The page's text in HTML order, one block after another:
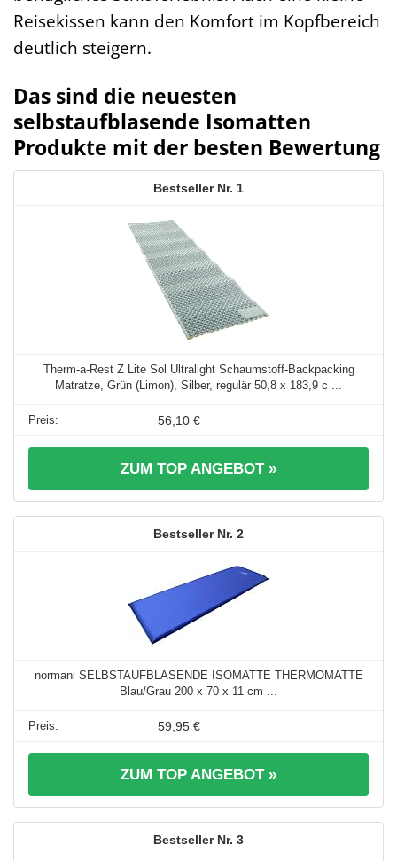
Reisekissen kann den Komfort im Kopfbereich
deutlich steigern.
Das sind die neuesten
selbstaufblasende Isomatten
Produkte mit der besten Bewertung
1
Therm-a-Rest Z Lite Sol Ultralight Schaumstoff-Backpacking
Matratze, Grün (Limon), Silber, regulär 50,8 x 183,9 c ...
56,10 €
ZUM TOP ANGEBOT »
2
normani SELBSTAUFBLASENDE ISOMATTE THERMOMATTE
Blau/Grau 200 x 70 x 11 cm ...
59,95 €
ZUM TOP ANGEBOT »
3